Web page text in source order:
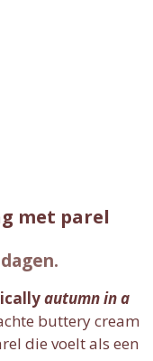
met parel
autumn in a
buttery cream
die voelt als een